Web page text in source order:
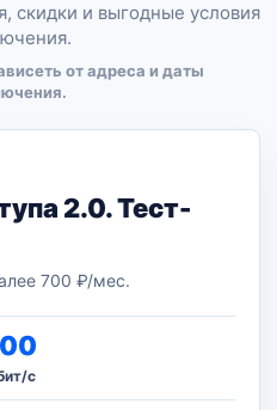
скидки и выгодные условия
от адреса и даты
2.0. Тест-
700 ₽/мес.
с